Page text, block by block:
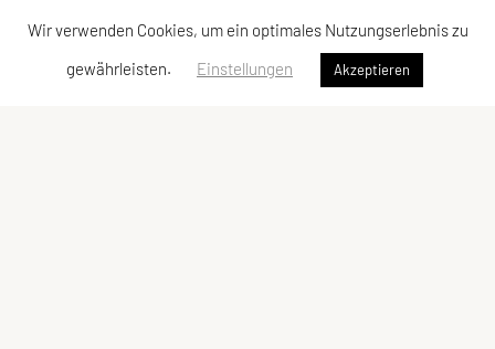
Wir verwenden Cookies, um ein optimales Nutzungserlebnis zu
gewährleisten.
Einstellungen Akzeptieren